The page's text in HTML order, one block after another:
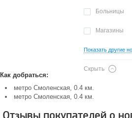
Больницы
Магазины
Показать другие
Скрыть
Как добраться:
метро Смоленская, 0.4 км.
метро Смоленская, 0.4 км.